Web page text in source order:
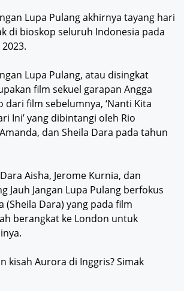
Lupa Pulang akhirnya tayang hari
di bioskop seluruh Indonesia pada
Lupa Pulang, atau disingkat
film sekuel garapan Angga
dari film sebelumnya, ‘Nanti Kita
Ini’ yang dibintangi oleh Rio
dan Sheila Dara pada tahun
Aisha, Jerome Kurnia, dan
Jauh Jangan Lupa Pulang berfokus
(Sheila Dara) yang pada film
berangkat ke London untuk
kisah Aurora di Inggris? Simak